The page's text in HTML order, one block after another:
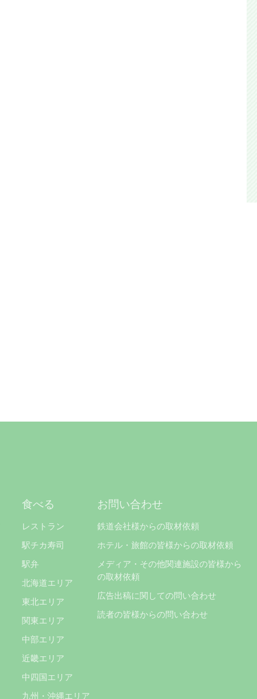
食べる
レストラン
駅チカ寿司
駅弁
北海道エリア
東北エリア
関東エリア
中部エリア
近畿エリア
中四国エリア
九州・沖縄エリア
お問い合わせ
鉄道会社様からの取材依頼
ホテル・旅館の皆様からの取材依頼
メディア・その他関連施設の皆様から
の取材依頼
広告出稿に関しての問い合わせ
読者の皆様からの問い合わせ